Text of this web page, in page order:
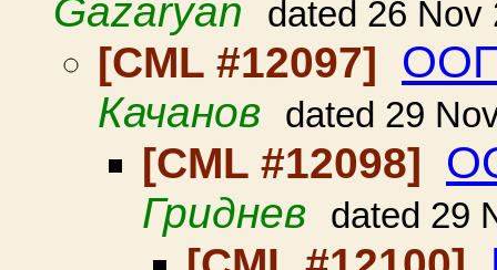
Gazaryan dated 26 Nov
[CML #12097]
Качанов dated 29
[CML #12098]
Гриднев dated 29